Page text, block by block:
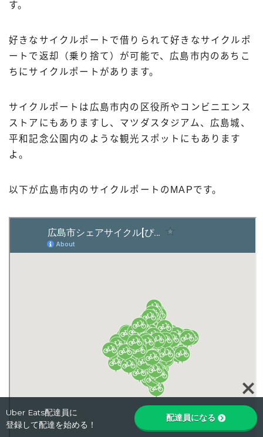
Follow Me
す。
好きなサイクルポートで借りられて好きなサイクルポ
ートで返却（乗り捨て）が可能で、広島市内のあちこ
ちにサイクルポートがあります。
サイクルポートは広島市内の区役所やコンビニエンス
ストアにもありますし、マツダスタジアム、広島城、
平和記念公園内のような観光スポットにもあります
よ。
以下が広島市内のサイクルポートのMAPです。
Uber Eats配達員に
登録して配達を始める！
配達員になる